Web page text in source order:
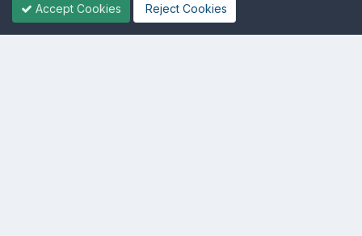
Accept Cookies Reject Cookies